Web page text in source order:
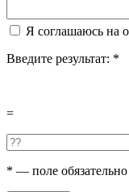
Я соглашаюсь на
Введите результат: *
=
* — поле